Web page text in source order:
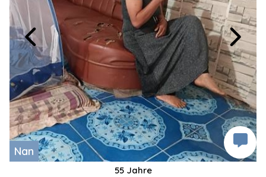
Nan
55 Jahre